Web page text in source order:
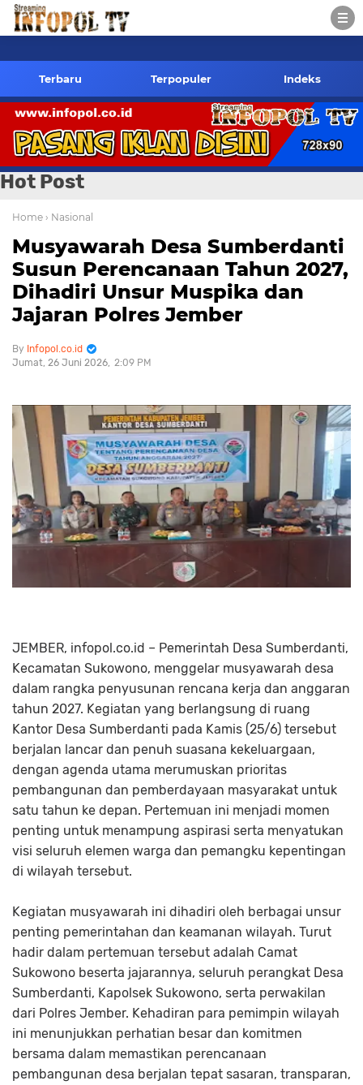
Kontak Redaksi- 085784424805 wa
Terbaru Terpopuler Indeks
Hot Post
Home › Nasional
Musyawarah Desa Sumberdanti
Susun Perencanaan Tahun 2027,
Dihadiri Unsur Muspika dan
Jajaran Polres Jember
Infopol.co.id
Jumat, 26 Juni 2026
2:09 PM
JEMBER, infopol.co.id – Pemerintah Desa Sumberdanti,
Kecamatan Sukowono, menggelar musyawarah desa
dalam rangka penyusunan rencana kerja dan anggaran
tahun 2027. Kegiatan yang berlangsung di ruang
Kantor Desa Sumberdanti pada Kamis (25/6) tersebut
berjalan lancar dan penuh suasana kekeluargaan,
dengan agenda utama merumuskan prioritas
pembangunan dan pemberdayaan masyarakat untuk
satu tahun ke depan. Pertemuan ini menjadi momen
penting untuk menampung aspirasi serta menyatukan
visi seluruh elemen warga dan pemangku kepentingan
di wilayah tersebut.
Kegiatan musyawarah ini dihadiri oleh berbagai unsur
penting pemerintahan dan keamanan wilayah. Turut
hadir dalam pertemuan tersebut adalah Camat
Sukowono beserta jajarannya, seluruh perangkat Desa
Sumberdanti, Kapolsek Sukowono, serta perwakilan
dari Polres Jember. Kehadiran para pemimpin wilayah
ini menunjukkan perhatian besar dan komitmen
bersama dalam memastikan perencanaan
pembangunan desa berjalan tepat sasaran, transparan,